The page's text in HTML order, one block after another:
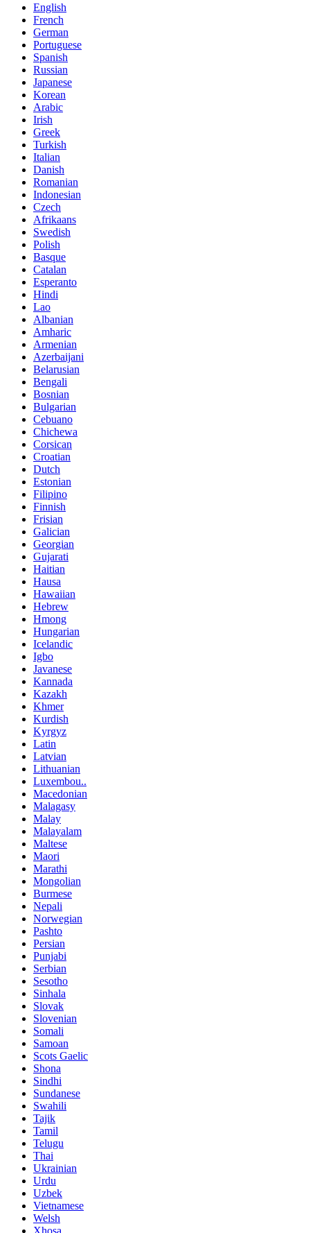
English
French
German
Portuguese
Spanish
Russian
Japanese
Korean
Arabic
Irish
Greek
Turkish
Italian
Danish
Romanian
Indonesian
Czech
Afrikaans
Swedish
Polish
Basque
Catalan
Esperanto
Hindi
Lao
Albanian
Amharic
Armenian
Azerbaijani
Belarusian
Bengali
Bosnian
Bulgarian
Cebuano
Chichewa
Corsican
Croatian
Dutch
Estonian
Filipino
Finnish
Frisian
Galician
Georgian
Gujarati
Haitian
Hausa
Hawaiian
Hebrew
Hmong
Hungarian
Icelandic
Igbo
Javanese
Kannada
Kazakh
Khmer
Kurdish
Kyrgyz
Latin
Latvian
Lithuanian
Luxembou..
Macedonian
Malagasy
Malay
Malayalam
Maltese
Maori
Marathi
Mongolian
Burmese
Nepali
Norwegian
Pashto
Persian
Punjabi
Serbian
Sesotho
Sinhala
Slovak
Slovenian
Somali
Samoan
Scots Gaelic
Shona
Sindhi
Sundanese
Swahili
Tajik
Tamil
Telugu
Thai
Ukrainian
Urdu
Uzbek
Vietnamese
Welsh
Xhosa